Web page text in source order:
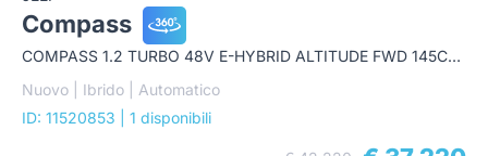
Compass
COMPASS 1.2 TURBO 48V E-HYBRID ALTITUDE FWD 145CV EDCT6
Nuovo | Ibrido | Automatico
ID: 11520853
| 1 disponibili